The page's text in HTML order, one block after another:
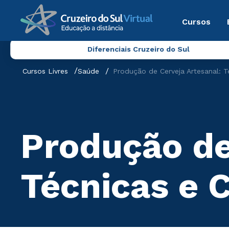
Cursos
Diferenciais Cruzeiro do Sul
Cursos Livres Saúde Produção de Cerveja Artesanal:
Produção
Técnicas e